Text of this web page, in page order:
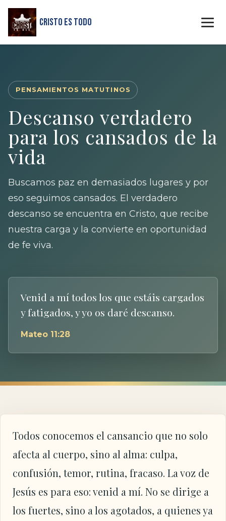
Cristo Es Todo
PENSAMIENTOS MATUTINOS
Descanso verdadero
para los cansados de la
vida
Buscamos paz en demasiados lugares y por
eso seguimos cansados. El verdadero
descanso se encuentra en Cristo, que recibe
nuestra carga y la convierte en oportunidad
de fe viva.
Venid a mí todos los que estáis cargados
y fatigados, y yo os daré descanso.
Mateo 11:28
Todos conocemos el cansancio que no solo
afecta al cuerpo, sino al alma: culpa,
confusión, temor, rutina, fracaso. La voz de
Jesús es para eso: venid a mí. No se dirige a
los fuertes, sino a los agotados, a quienes ya